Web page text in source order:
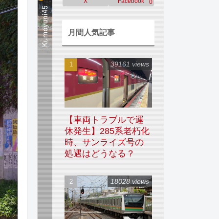
0
月間人気記事
【車両トラブルで運
休発生】285系老朽化
時、サンライズ号の
処遇はどうなる？
39161 views
18028 views